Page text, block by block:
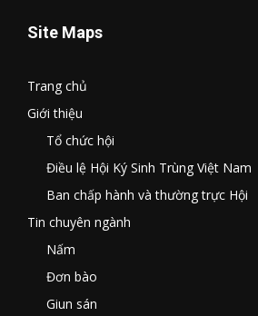
Site Maps
Trang chủ
Giới thiệu
Tổ chức hội
Điều lệ Hội Ký Sinh Trùng Việt Nam
Ban chấp hành và thường trực Hội
Tin chuyên ngành
Nấm
Đơn bào
Giun sán